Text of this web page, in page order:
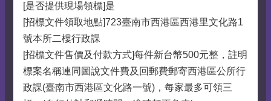
[是否提供現場領標]是
[招標文件領取地點]723臺南市西港區西港里文化路1
號本所二樓行政課
[招標文件售價及付款方式]每件新台幣500元整，註明
標案名稱連同圖說文件費及回郵費郵寄西港區公所行
政課(臺南市西港區文化路一號)，每家最多可領三